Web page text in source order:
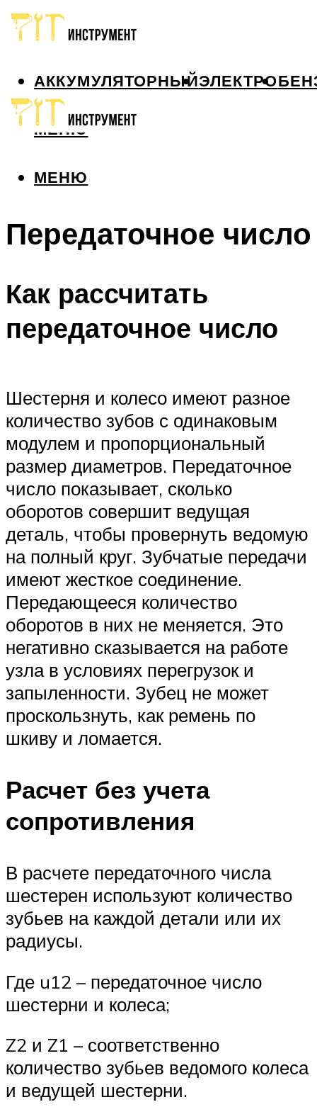
АККУМУЛЯТОРНЫЙЭЛЕКТРО
МЕНЮ
МЕНЮ
Передаточное число
Как рассчитать
передаточное число
Шестерня и колесо имеют разное
количество зубов с одинаковым
модулем и пропорциональный
размер диаметров. Передаточное
число показывает, сколько
оборотов совершит ведущая
деталь, чтобы провернуть ведомую
на полный круг. Зубчатые передачи
имеют жесткое соединение.
Передающееся количество
оборотов в них не меняется. Это
негативно сказывается на работе
узла в условиях перегрузок и
запыленности. Зубец не может
проскользнуть, как ремень по
шкиву и ломается.
Расчет без учета
сопротивления
В расчете передаточного числа
шестерен используют количество
зубьев на каждой детали или их
радиусы.
Где u12 – передаточное число
шестерни и колеса;
Z2 и Z1 – соответственно
количество зубьев ведомого колеса
и ведущей шестерни.